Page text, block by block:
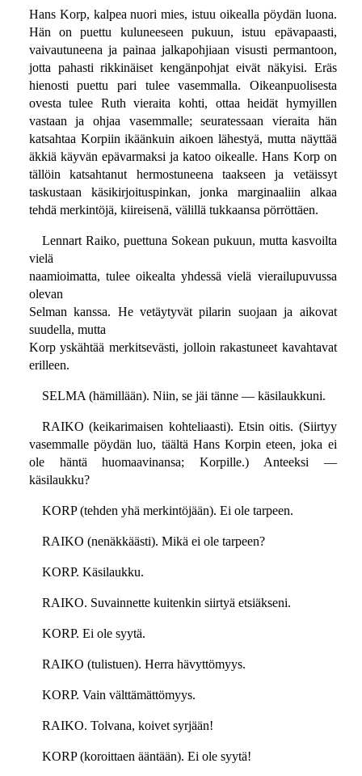
Hans Korp, kalpea nuori mies, istuu oikealla pöydän luona.
Hän on puettu kuluneeseen pukuun, istuu epävapaasti,
vaivautuneena ja painaa jalkapohjiaan visusti permantoon,
jotta pahasti rikkinäiset kengänpohjat eivät näkyisi. Eräs
hienosti puettu pari tulee vasemmalla. Oikeanpuolisesta
ovesta tulee Ruth vieraita kohti, ottaa heidät hymyillen
vastaan ja ohjaa vasemmalle; seuratessaan vieraita hän
katsahtaa Korpiin ikäänkuin aikoen lähestyä, mutta näyttää
äkkiä käyvän epävarmaksi ja katoo oikealle. Hans Korp on
tällöin katsahtanut hermostuneena taakseen ja vetäissyt
taskustaan käsikirjoituspinkan, jonka marginaaliin alkaa
tehdä merkintöjä, kiireisenä, välillä tukkaansa pörröttäen.
Lennart Raiko, puettuna Sokean pukuun, mutta kasvoilta
vielä
naamioimatta, tulee oikealta yhdessä vielä vierailupuvussa
olevan
Selman kanssa. He vetäytyvät pilarin suojaan ja aikovat
suudella, mutta
Korp yskähtää merkitsevästi, jolloin rakastuneet kavahtavat
erilleen.
SELMA (hämillään). Niin, se jäi tänne — käsilaukkuni.
RAIKO (keikarimaisen kohteliaasti). Etsin oitis. (Siirtyy
vasemmalle pöydän luo, täältä Hans Korpin eteen, joka ei
ole häntä huomaavinansa; Korpille.) Anteeksi —
käsilaukku?
KORP (tehden yhä merkintöjään). Ei ole tarpeen.
RAIKO (nenäkkäästi). Mikä ei ole tarpeen?
KORP. Käsilaukku.
RAIKO. Suvainnette kuitenkin siirtyä etsiäkseni.
KORP. Ei ole syytä.
RAIKO (tulistuen). Herra hävyttömyys.
KORP. Vain välttämättömyys.
RAIKO. Tolvana, koivet syrjään!
KORP (koroittaen ääntään). Ei ole syytä!